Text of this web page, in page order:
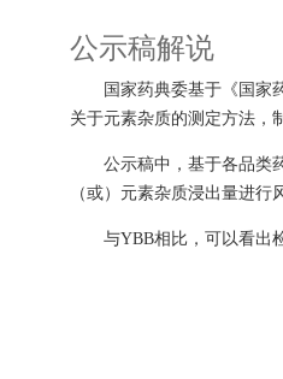
公示稿解说
国家药典委基于《国家药
关于元素杂质的测定方法，
公示稿中，基于各品类药
（或）元素杂质浸出量进行
与YBB相比，可以看出检